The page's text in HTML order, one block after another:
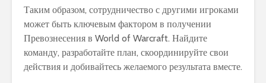
Таким образом, сотрудничество с другими игроками
может быть ключевым фактором в получении
Превознесения в World of Warcraft. Найдите
команду, разработайте план, скоординируйте свои
действия и добивайтесь желаемого результата вместе.